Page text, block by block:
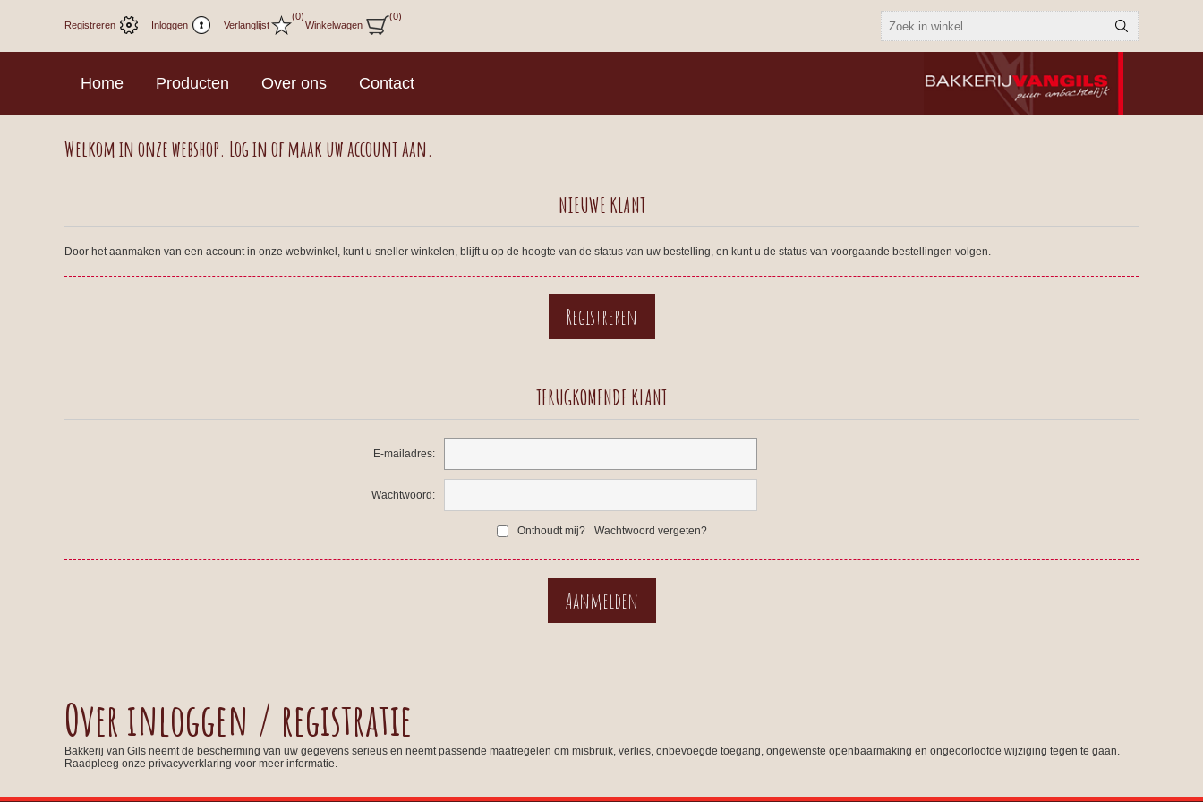
Registreren Inloggen Verlanglijst
(0)
Winkelwagen
(0)
Home Producten Over ons Contact
Welkom in onze webshop. Log in of maak uw account aan.
NIEUWE KLANT
Door het aanmaken van een account in onze webwinkel, kunt u sneller winkelen, blijft u op de hoogte van de status van uw bestelling, en kunt u de status van voorgaande bestellingen volgen.
TERUGKOMENDE KLANT
E-mailadres:
Wachtwoord:
Onthoudt mij? Wachtwoord vergeten?
Over inloggen / registratie
Bakkerij van Gils neemt de bescherming van uw gegevens serieus en neemt passende maatregelen om misbruik, verlies, onbevoegde toegang, ongewenste openbaarmaking en ongeoorloofde wijziging tegen te gaan.
Raadpleeg onze privacyverklaring voor meer informatie.